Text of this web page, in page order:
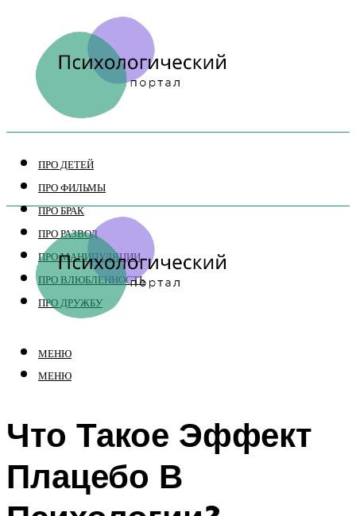
ПРО ДЕТЕЙ
ПРО ФИЛЬМЫ
ПРО БРАК
ПРО РАЗВОД
ПРО МАНИПУЛЯЦИИ
ПРО ВЛЮБЛЕННОСТЬ
ПРО ДРУЖБУ
МЕНЮ
МЕНЮ
Что Такое Эффект
Плацебо В